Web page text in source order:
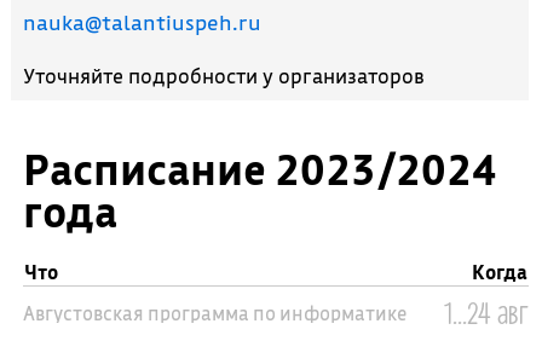
Расписание 2023/2024
года
Что
Когда
Августовская программа по информатике
1...24 авг
nauka@talantiuspeh.ru
Уточняйте подробности у организаторов